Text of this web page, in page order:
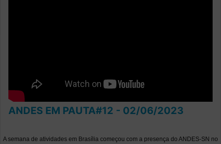
ANDES EM PAUTA#12 - 02/06/2023
A semana de atividades em Brasília começou com a presença do ANDES-SN no